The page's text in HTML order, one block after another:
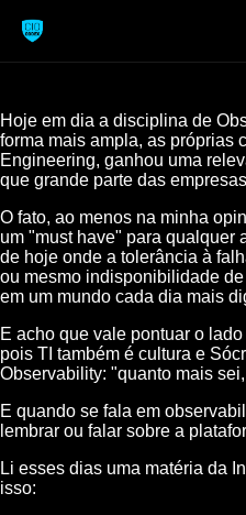
Hoje em dia a disciplina de
forma mais ampla, as próprias
Engineering, ganhou uma
que grande parte das
O fato, ao menos na minha
um "must have" para qualquer
de hoje onde a tolerância à
ou mesmo indisponibilidade
em um mundo cada dia mais
E acho que vale pontuar o
pois TI também é cultura e
Observability: "quanto mais
E quando se fala em
lembrar ou falar sobre a
Li esses dias uma matéria da
isso: